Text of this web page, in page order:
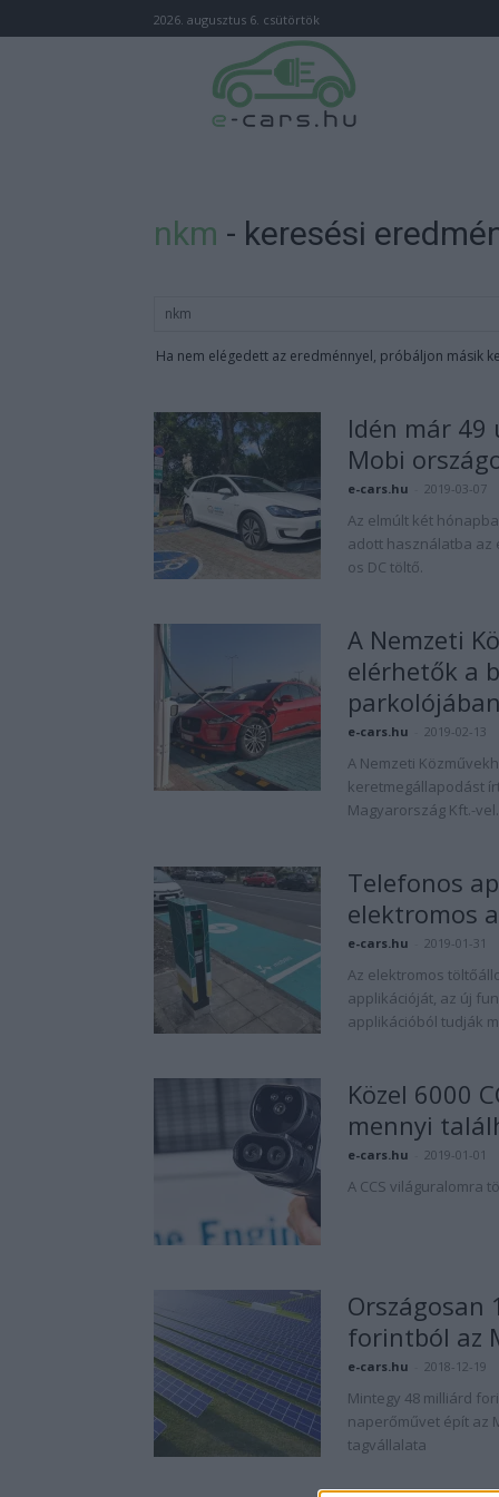
2026. augusztus 6. csütörtök
nkm - keresési
Ha nem elégedett az eredménnyel, próbáljon másik
Idén már 49
Mobi
e-cars.hu 2019-03-07
Az elmúlt két
adott használatba az
os DC töltő.
A Nemzeti
elérhetők a
parkolójában
e-cars.hu 2019-02-13
A Nemzeti
keretmegállapodást
Magyarország Kft.-vel.
Telefonos
elektromos
e-cars.hu 2019-01-31
Az elektromos
applikációját, az új
applikációból tudják
Közel 6000
mennyi
e-cars.hu 2019-01-01
A CCS világuralomra
Országosan
forintból az
e-cars.hu 2018-12-19
Mintegy 48 milliárd
naperőművet épít az
tagvállalata